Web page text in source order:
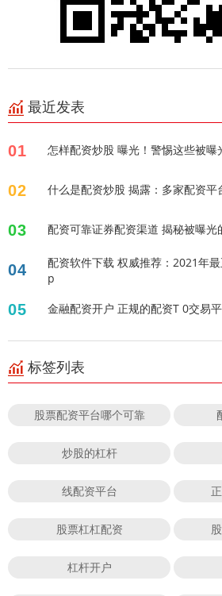
最近发表
01 怎样配资炒股 曝光！警惕这些被曝
02 什么是配资炒股 揭露：多家配资
03 配资可靠证券配资渠道 揭秘被曝光
04
配资软件下载 权威推荐：2021年
p
05 金融配资开户 正规的配资T 0交易
标签列表
股票配资平台哪个可靠
炒股的杠杆
线配资平台
股票杠杠配资
杠杆开户